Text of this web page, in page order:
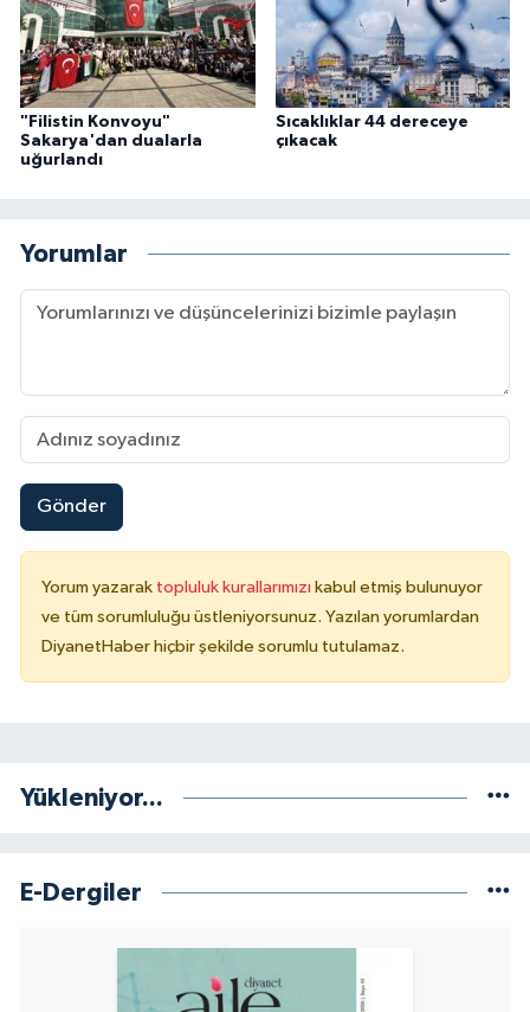
"Filistin Konvoyu"
Sakarya'dan dualarla
uğurlandı
Sıcaklıklar 44 dereceye
çıkacak
Yorumlar
Gönder
Yorum yazarak topluluk kurallarımızı kabul etmiş bulunuyor
ve tüm sorumluluğu üstleniyorsunuz. Yazılan yorumlardan
DiyanetHaber hiçbir şekilde sorumlu tutulamaz.
Yükleniyor...
E-Dergiler
Karaman Müftülüğü
Kars Müftülüğü
Kastamonu Müftülüğü
Kırklareli Müftülüğü
Kocaeli Müftülüğü
Konya Müftülüğü
Kütahya Müftülüğü
Mersin Müftülüğü
Muş Müftülüğü